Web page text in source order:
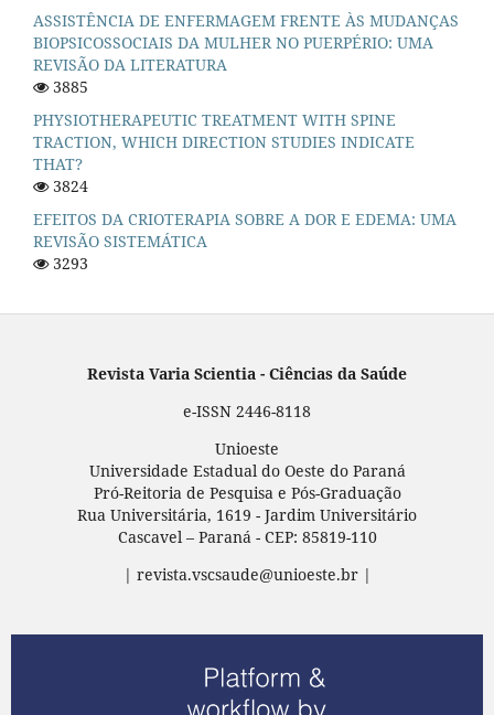
ASSISTÊNCIA DE ENFERMAGEM FRENTE ÀS MUDANÇAS
BIOPSICOSSOCIAIS DA MULHER NO PUERPÉRIO: UMA
REVISÃO DA LITERATURA
3885
PHYSIOTHERAPEUTIC TREATMENT WITH SPINE
TRACTION, WHICH DIRECTION STUDIES INDICATE
THAT?
3824
EFEITOS DA CRIOTERAPIA SOBRE A DOR E EDEMA: UMA
REVISÃO SISTEMÁTICA
3293
Revista Varia Scientia - Ciências da Saúde
e-ISSN 2446-8118
Unioeste
Universidade Estadual do Oeste do Paraná
Pró-Reitoria de Pesquisa e Pós-Graduação
Rua Universitária, 1619 - Jardim Universitário
Cascavel – Paraná - CEP: 85819-110
| revista.vscsaude@unioeste.br |